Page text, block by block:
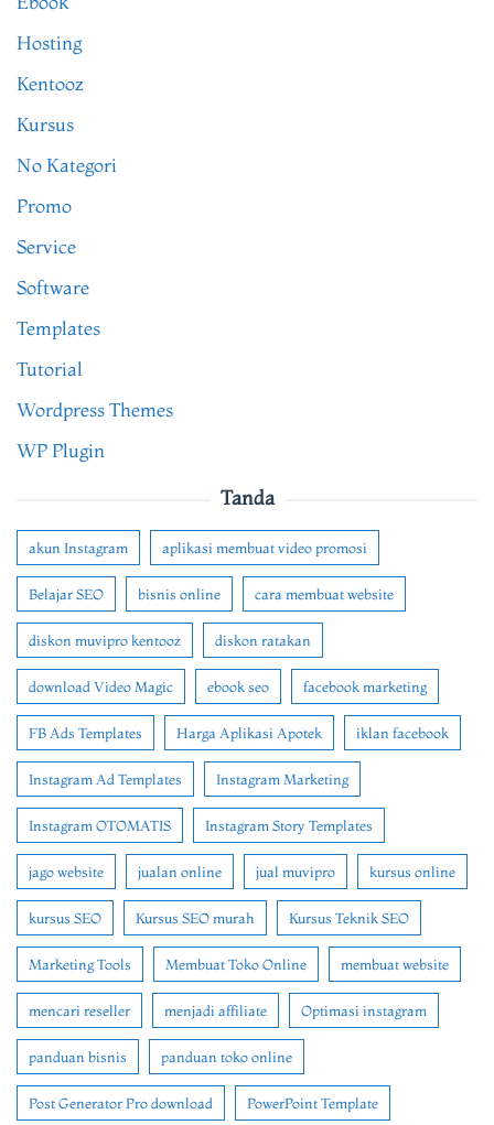
Hosting
Kentooz
Kursus
No Kategori
Promo
Service
Software
Templates
Tutorial
Wordpress Themes
WP Plugin
Tanda
akun Instagram aplikasi membuat video promosi
Belajar SEO bisnis online cara membuat website
diskon muvipro kentooz diskon ratakan
download Video Magic ebook seo facebook marketing
FB Ads Templates Harga Aplikasi Apotek iklan facebook
Instagram Ad Templates Instagram Marketing
Instagram OTOMATIS Instagram Story Templates
jago website jualan online jual muvipro kursus online
kursus SEO Kursus SEO murah Kursus Teknik SEO
Marketing Tools Membuat Toko Online membuat website
mencari reseller menjadi affiliate Optimasi instagram
panduan bisnis panduan toko online
Post Generator Pro download PowerPoint Template